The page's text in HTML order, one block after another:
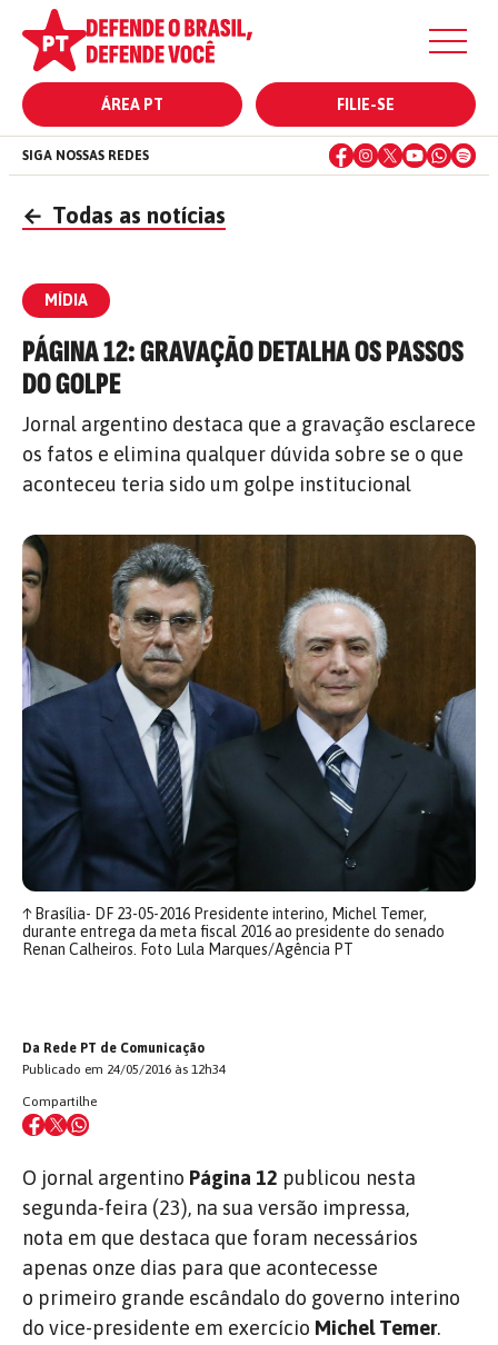
ÁREA PT FILIE-SE
SIGA NOSSAS REDES
← Todas as notícias
MÍDIA
PÁGINA 12: GRAVAÇÃO DETALHA OS PASSOS
DO GOLPE
Jornal argentino destaca que a gravação esclarece
os fatos e elimina qualquer dúvida sobre se o que
aconteceu teria sido um golpe institucional
↑Brasília- DF 23-05-2016 Presidente interino, Michel Temer,
durante entrega da meta fiscal 2016 ao presidente do senado
Renan Calheiros. Foto Lula Marques/Agência PT
Da Rede PT de Comunicação
Publicado em 24/05/2016 às 12h34
Compartilhe
O jornal argentino Página 12 publicou nesta
segunda-feira (23), na sua versão impressa,
nota em que destaca que foram necessários
apenas onze dias para que acontecesse
o primeiro grande escândalo do governo interino
do vice-presidente em exercício Michel Temer.